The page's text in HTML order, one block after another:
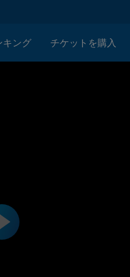
キング チケットを購入